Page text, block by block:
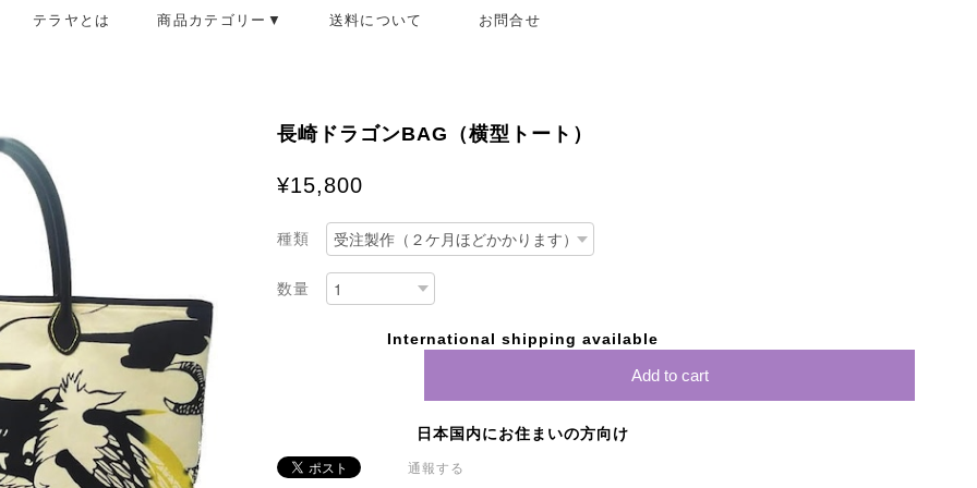
テラヤとは 商品カテゴリー▼ 送料について お問合せ
長崎ドラゴンBAG（横型トート）
¥15,800
種類
数量
International shipping available
Add to cart
日本国内にお住まいの方向け
通報する